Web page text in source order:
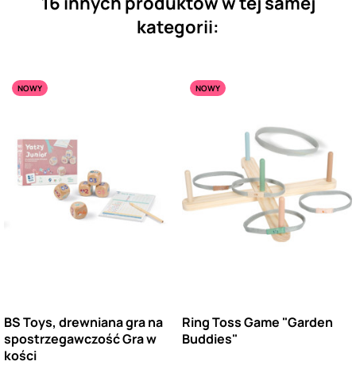
kategorii:
NOWY
BS Toys, drewniana gra na
spostrzegawczość Gra w
kości
NOWY
Ring Toss Game "Garden
Buddies"